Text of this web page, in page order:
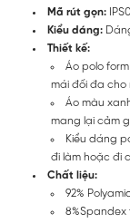
Mã rút gọn:
Kiểu dáng:
Thiết kế:
Áo polo
mái đối đa cho
Áo màu
mang lại cảm
Kiểu dáng
đi làm hoặc đi
Chất liệu:
92%